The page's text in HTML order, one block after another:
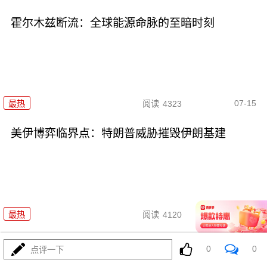
霍尔木兹断流：全球能源命脉的至暗时刻
最热 阅读 4323 07-15
美伊博弈临界点：特朗普威胁摧毁伊朗基建
最热 阅读 4120 07-15
直面厄尔尼诺：跨周期冲击与系
统性防御
点评一下 0 0